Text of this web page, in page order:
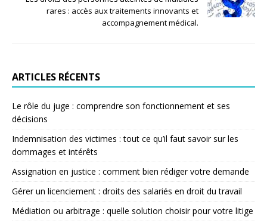
rares : accès aux traitements innovants et
accompagnement médical.
ARTICLES RÉCENTS
Le rôle du juge : comprendre son fonctionnement et ses
décisions
Indemnisation des victimes : tout ce qu’il faut savoir sur les
dommages et intérêts
Assignation en justice : comment bien rédiger votre demande
Gérer un licenciement : droits des salariés en droit du travail
Médiation ou arbitrage : quelle solution choisir pour votre litige